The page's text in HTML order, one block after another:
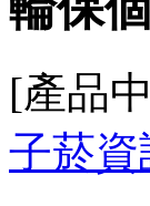
[產品
子菸資